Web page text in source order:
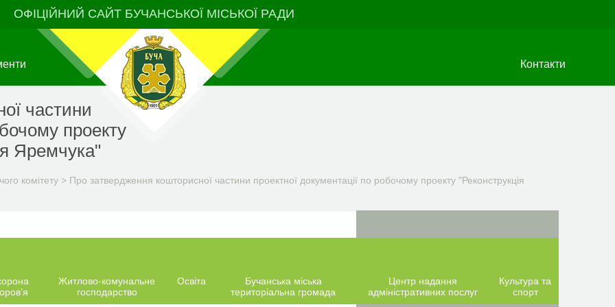
ОФІЦІЙНИЙ САЙТ БУЧАНСЬКОЇ МІСЬКОЇ РАДИ
Контакти
частини
проекту
Яремчука"
комітету > Про затвердження кошторисної частини проектної документації по робочому проекту "Реконструкція
Житлово-комунальне
господарство
Освіта
Бучанська міська
територіальна громада
Центр надання
адміністративних послуг
Культура та
спорт